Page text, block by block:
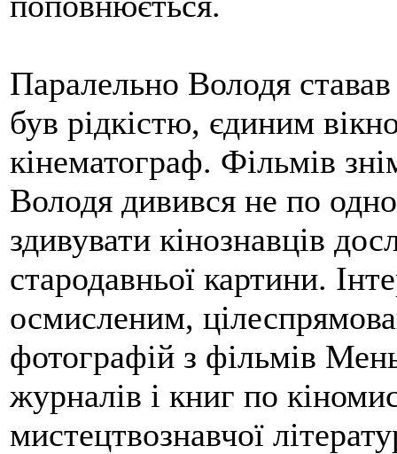
Паралельно Володя
був рідкістю, єдиним
кінематограф. Фільмів
Володя дивився не по
здивувати кінознавців
стародавньої картини.
осмисленим,
фотографій з фільмів
журналів і книг по
мистецтвознавчої